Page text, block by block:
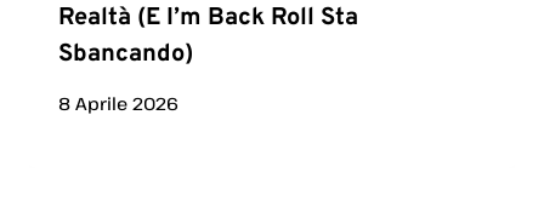
Realtà (e I’m Back Roll Sta
Sbancando)
8 Aprile 2026